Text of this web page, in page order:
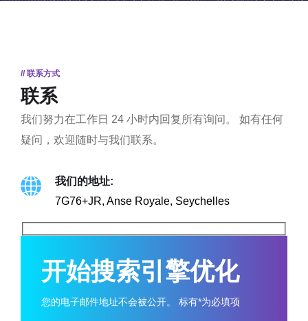
// 联系方式
联系
我们努力在工作日 24 小时内回复所有询问。 如有任何
疑问，欢迎随时与我们联系。
我们的地址:
7G76+JR, Anse Royale, Seychelles
开始搜索引擎优化
您的电子邮件地址不会被公开。 标有*为必填项